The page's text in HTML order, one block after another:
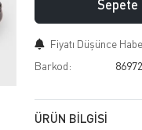
Sepete
Fiyatı Düşünce
Barkod:
ÜRÜN BILGISI